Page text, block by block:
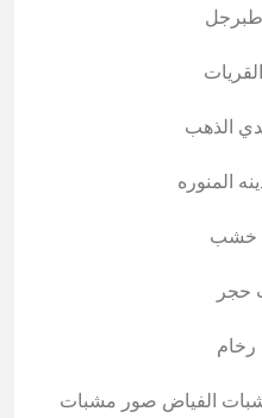
الذهب
المنوره
خشب
حجر
الفياض صور مشبات